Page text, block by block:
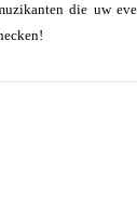
die uw